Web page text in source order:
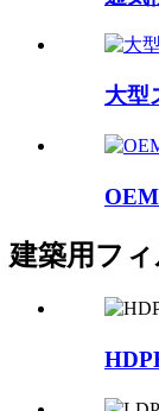
大型
建築用フ